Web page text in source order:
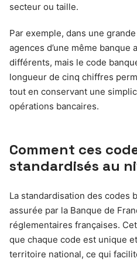
secteur ou taille.
Par exemple, dans une
agences d’une même
différents, mais le code
longueur de cinq chiffres
tout en conservant une
opérations bancaires.
Comment ces
standardisés au
La standardisation des codes
assurée par la Banque de
réglementaires françaises.
que chaque code est unique
territoire national, ce qui